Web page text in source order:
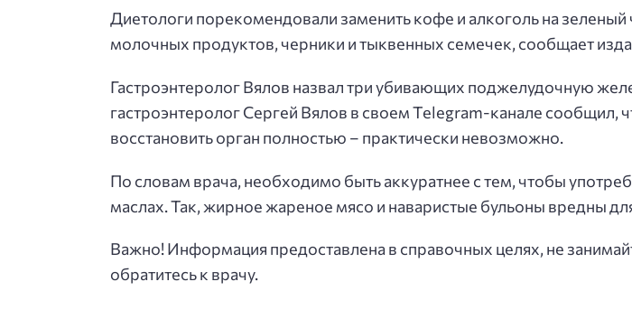
Диетологи порекомендовали заменить кофе и алкоголь на
молочных продуктов, черники и тыквенных семечек, сообщает
Гастроэнтеролог Вялов назвал три убивающих поджелудочную
гастроэнтеролог Сергей Вялов в своем Telegram-канале сообщил,
восстановить орган полностью – практически невозможно.
По словам врача, необходимо быть аккуратнее с тем, чтобы
маслах. Так, жирное жареное мясо и наваристые бульоны вредны
Важно! Информация предоставлена в справочных целях, не
обратитесь к врачу.